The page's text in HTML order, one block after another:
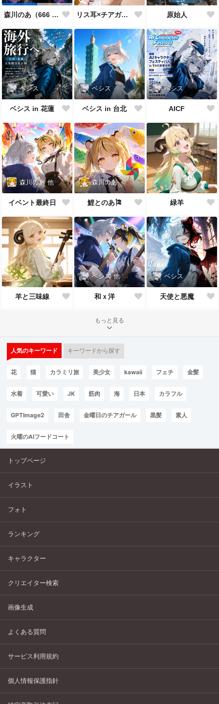
森川のあ（666 ver.） リス耳×チアガール 原始人
ベシス
ベシス in 花蓮
ベシス
ベシス in 台北
ベシス
AICF
森川のあ 他
イベント最終日
森川のあ
鯉とのあ🎏 緑羊
羊と三味線
ベシス 他
和ｘ洋
ベシス
天使と悪魔
もっと見る
人気のキーワード キーワードから探す
花 猫 カラミリ旅 美少女 kawaii フェチ 金髪
水着 可愛い JK 筋肉 海 日本 カラフル
GPTImage2 田舎 金曜日のチアガール 黒髪 素人
火曜のAIフードコート
トップページ
イラスト
フォト
ランキング
キャラクター
クリエイター検索
画像生成
よくある質問
サービス利用規約
個人情報保護指針